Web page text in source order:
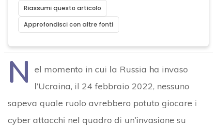
Riassumi questo articolo
Approfondisci con altre fonti
N el momento in cui la Russia ha invaso
l’Ucraina, il 24 febbraio 2022, nessuno
sapeva quale ruolo avrebbero potuto giocare i
cyber attacchi nel quadro di un’invasione su